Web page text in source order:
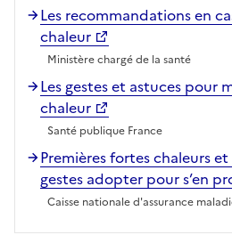
Les recommandations en
chaleur
Ministère chargé de la santé
Les gestes et astuces pour
chaleur
Santé publique France
Premières fortes chaleurs
gestes adopter pour s’en
Caisse nationale d'assurance